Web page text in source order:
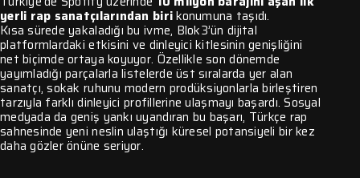
yerli rap sanatçılarından birikonumuna taşıdı.
Kısa sürede yakaladığı bu ivme, Blok3’ün dijital
platformlardaki etkisini ve dinleyici kitlesinin genişliğini
net biçimde ortaya koyuyor. Özellikle son dönemde
yayımladığı parçalarla listelerde üst sıralarda yer alan
sanatçı, sokak ruhunu modern prodüksiyonlarla birleştiren
tarzıyla farklı dinleyici profillerine ulaşmayı başardı. Sosyal
medyada da geniş yankı uyandıran bu başarı, Türkçe rap
sahnesinde yeni neslin ulaştığı küresel potansiyeli bir kez
daha gözler önüne seriyor.